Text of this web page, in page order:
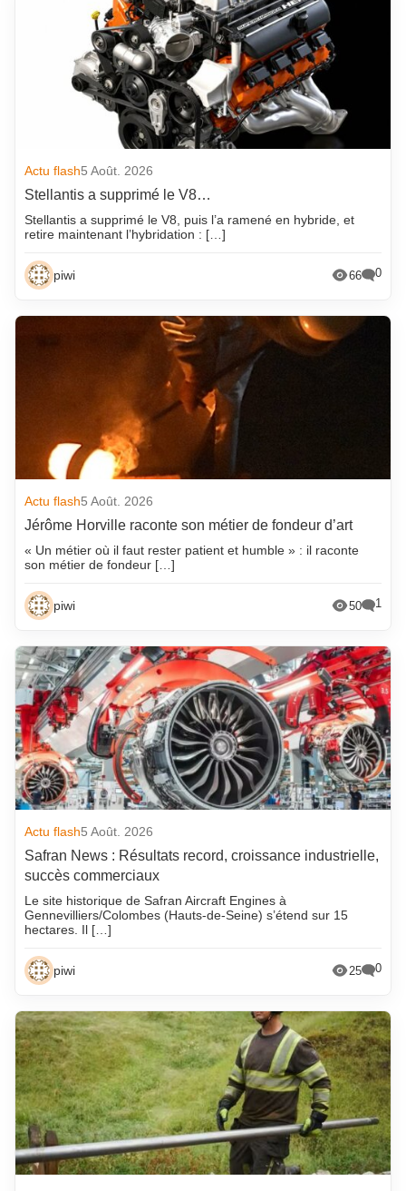
Actu flash5 Août. 2026
Stellantis a supprimé le V8…
Stellantis a supprimé le V8, puis l’a ramené en hybride, et
retire maintenant l’hybridation : […]
piwi 66 0
Actu flash5 Août. 2026
Jérôme Horville raconte son métier de fondeur d’art
« Un métier où il faut rester patient et humble » : il raconte
son métier de fondeur […]
piwi 50 1
Actu flash5 Août. 2026
Safran News : Résultats record, croissance industrielle,
succès commerciaux
Le site historique de Safran Aircraft Engines à
Gennevilliers/Colombes (Hauts-de-Seine) s’étend sur 15
hectares. Il […]
piwi 25 0